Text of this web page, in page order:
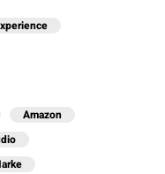
Amazon